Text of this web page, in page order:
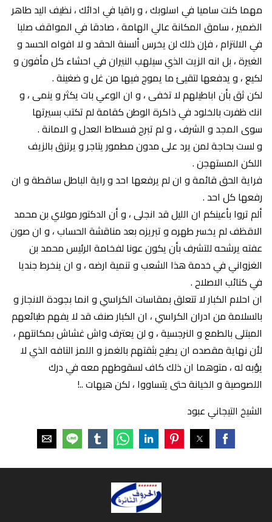
مهما كنت ساميا في اسلوبك ، و راقيا في ادائك ، نظيف اليد طاهر
الضمير ، سامق المكانة عالي الهامة ، صادقا في المواقف صلبا
في الالتزام ، فإن ذلك لن يخرس ألسنة الحقد و لا افواه الحسد و
الغيرة ، بل انه الزيت الذي سيلهب النيران في احشاء كل مأفون و
لكيع ، و يدفعها لتقيئ ما يموج فيها من غل و ضغينة .
لكن ثق بأن اباطيلهم لا تخفى ، و ان الوعي بات يكثر و ينمى ، و
انك ظفرت بالخلود في ذاكرة الوطن كقامة لم تكتب بسيرتها
سوى المجد و الشرف ، و لم تبرح فسطاط العدل و الامانة .
و لست بحاجة لمن يرد على مدون مطمور يتاجر و يرتزق بالزيف
اللكن المستهجن .
فراية الحق قائمة و ان لم يرفعها احد و راية الباطل ساقطة و ان
رفعها كل احد .
ألم تروا بأعينكم ان الليل قد انجلى ، و أن الدكتور مولاي بن محمد
الاقظف لم يخسر طهره و تبريزه بعد مناقشة الحساب ، و ان صون
عفته يرشحه للتشرف بأن يكون عونا لفخامة الرئيس محمد بن
الغزواني في خدمة هذا الشعب و تنمية ارضه ، و ان ينخرط جنديا
في كتائب الاصلاح .
ان احلام الكبار لا تتعلق بمقاسات الكراسي و انما بجودة الانجاز و
بالسلامة من ادران الكراسي ، ان الكبار صنف قد لا يفهم طبائعهم
المبتلى بالطمع و النرجسية ، و لن يعترف واش غشاش بمكانتهم ،
لأن نهاية مقصده ان يطيح بثقتهم بالغمز و اللمز التافه الذي لا
يؤبه له ، متوهما ان ذلك كاف لسقوطهم معه في درك
اللصوصية و الخيانة حتى يتساووا ، لكن هيهات ..!
الشيخ التيجاني عبود